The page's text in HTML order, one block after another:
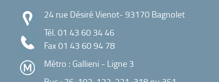
24 rue Désiré Vienot- 93170 Bagnolet
Tél. 01 43 60 34 46
Fax 01 43 60 94 78
Métro : Gallieni - Ligne 3